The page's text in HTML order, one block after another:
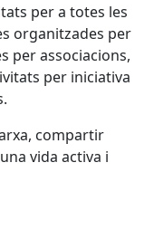
per a totes les
organitzades per
per associacions,
per iniciativa
compartir
vida activa i